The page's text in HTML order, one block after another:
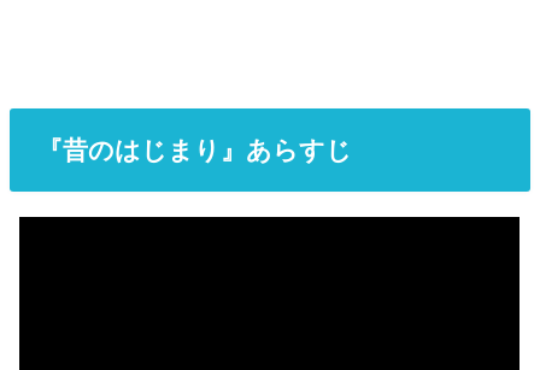
『昔のはじまり』あらすじ